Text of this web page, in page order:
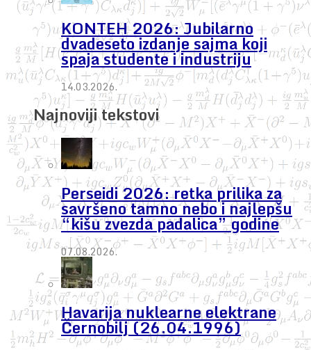
KONTEH 2026: Jubilarno
dvadeseto izdanje sajma koji
spaja studente i industriju
14.03.2026.
Najnoviji tekstovi
Perseidi 2026: retka prilika za
savršeno tamno nebo i najlepšu
“kišu zvezda padalica” godine
07.08.2026.
Havarija nuklearne elektrane
Černobilj (26.04.1996)